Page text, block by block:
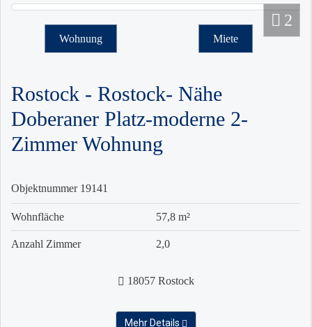
2
Wohnung Miete
Rostock - Rostock- Nähe
Doberaner Platz-moderne 2-
Zimmer Wohnung
Objektnummer 19141
Wohnfläche 57,8 m²
Anzahl Zimmer 2,0
18057 Rostock
Mehr Details